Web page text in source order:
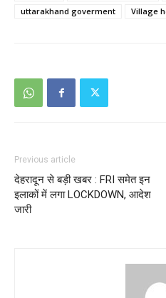
uttarakhand goverment
Village
Previous article
देहरादून से बड़ी खबर : FRI समेत इन
इलाकों में लगा LOCKDOWN, आदेश
जारी